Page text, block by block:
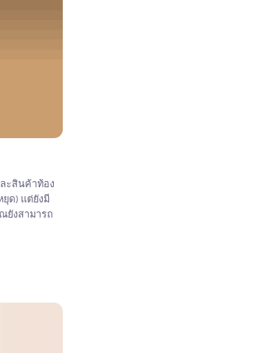
ะสินค้าท้อง
ด) แต่ยังมี
ยังสามารถ